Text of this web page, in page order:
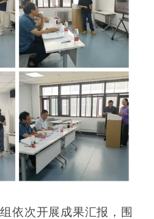
依次开展成果汇报，围